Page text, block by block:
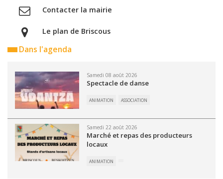
Contacter la mairie
Le plan de Briscous
Dans l'agenda
Samedi 08 août 2026
Spectacle de danse
ANIMATION ASSOCIATION
Samedi 22 août 2026
Marché et repas des producteurs
locaux
ANIMATION